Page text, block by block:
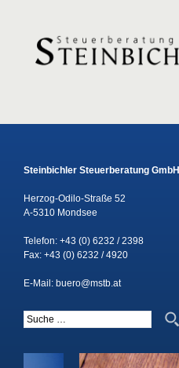
Steinbichler Steuerberatung GmbH
Herzog-Odilo-Straße 52
A-5310 Mondsee
Telefon: +43 (0) 6232 / 2398
Fax: +43 (0) 6232 / 4920
E-Mail: buero@mstb.at
Suche nach: